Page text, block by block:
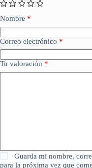
Nombre *
Correo electrónico *
Tu valoración *
Guarda mi nombre,
para la próxima vez que